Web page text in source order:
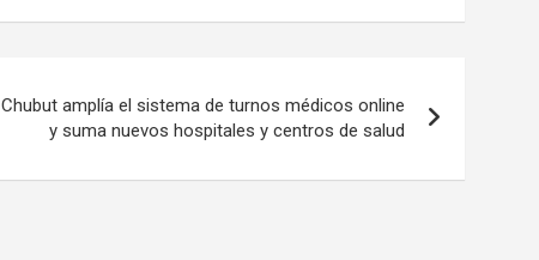
Chubut amplía el sistema de turnos médicos online
y suma nuevos hospitales y centros de salud